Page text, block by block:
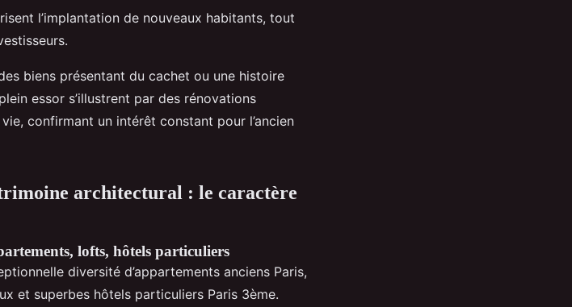
l’implantation de nouveaux habitants, tout
biens présentant du cachet ou une histoire
essor s’illustrent par des rénovations
confirmant un intérêt constant pour l’ancien
architectural : le caractère
lofts, hôtels particuliers
diversité d’appartements anciens Paris,
et superbes hôtels particuliers Paris 3ème.